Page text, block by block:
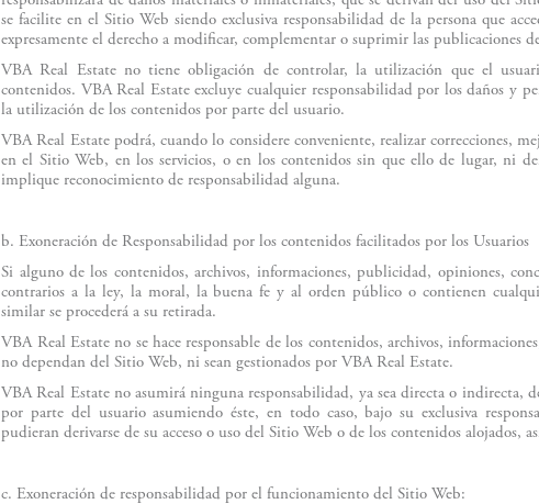
se facilite en el Sitio Web siendo exclusiva responsabilidad de la persona que
expresamente el derecho a modificar, complementar o suprimir las publicaciones
VBA Real Estate no tiene obligación de controlar, la utilización que el
contenidos. VBA Real Estate excluye cualquier responsabilidad por los daños y
la utilización de los contenidos por parte del usuario.
VBA Real Estate podrá, cuando lo considere conveniente, realizar correcciones,
en el Sitio Web, en los servicios, o en los contenidos sin que ello de lugar, ni
implique reconocimiento de responsabilidad alguna.
b. Exoneración de Responsabilidad por los contenidos facilitados por los Usuarios
Si alguno de los contenidos, archivos, informaciones, publicidad, opiniones,
contrarios a la ley, la moral, la buena fe y al orden público o contienen
similar se procederá a su retirada.
VBA Real Estate no se hace responsable de los contenidos, archivos,
no dependan del Sitio Web, ni sean gestionados por VBA Real Estate.
VBA Real Estate no asumirá ninguna responsabilidad, ya sea directa o indirecta,
por parte del usuario asumiendo éste, en todo caso, bajo su exclusiva
pudieran derivarse de su acceso o uso del Sitio Web o de los contenidos alojados,
c. Exoneración de responsabilidad por el funcionamiento del Sitio Web: